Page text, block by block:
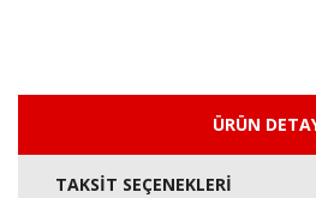
ÜRÜN
TAKSİT SEÇENEKLERİ